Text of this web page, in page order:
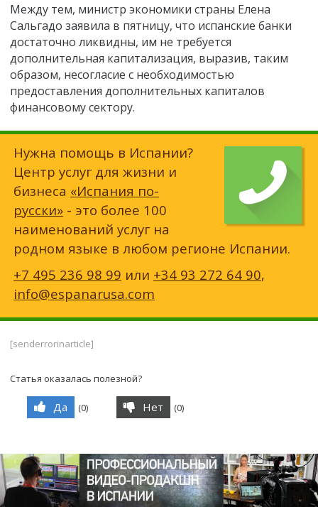
Между тем, министр экономики страны Елена
Сальгадо заявила в пятницу, что испанские банки
достаточно ликвидны, им не требуется
дополнительная капитализация, выразив, таким
образом, несогласие с необходимостью
предоставления дополнительных капиталов
финансовому сектору.
Нужна помощь в Испании?
Центр услуг для жизни и
бизнеса «Испания по-
русски» - это более 100
наименований услуг на
родном языке в любом регионе Испании.
+7 495 236 98 99 или +34 93 272 64 90,
info@espanarusa.com
[senderrorinarticle]
Статья оказалась полезной?
Да (0) Нет (0)